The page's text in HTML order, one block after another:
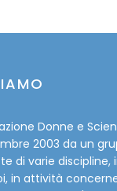
Donne e
2003 da un
di varie discipline,
in attività